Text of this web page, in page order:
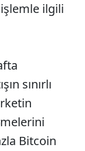
ilgili
sınırlı
Bitcoin